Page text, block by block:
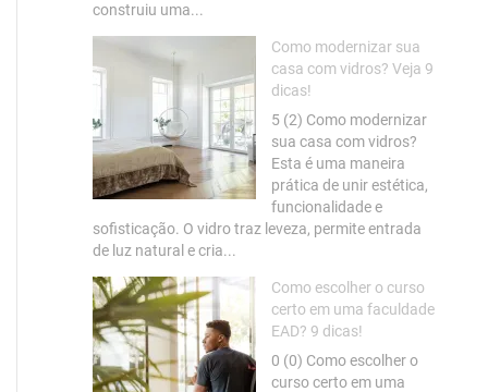
construiu uma...
Como modernizar sua
casa com vidros? Veja 9
dicas!
5 (2) Como modernizar
sua casa com vidros?
Esta é uma maneira
prática de unir estética,
funcionalidade e
sofisticação. O vidro traz leveza, permite entrada
de luz natural e cria...
Como escolher o curso
certo em uma faculdade
EAD? 9 dicas!
0 (0) Como escolher o
curso certo em uma